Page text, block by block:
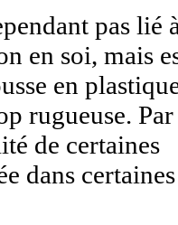
pas lié
en soi, mais
en
rugueuse. Par
de certaines
dans certaines